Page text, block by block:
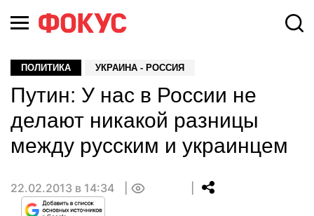
ПОЛИТИКА УКРАИНА - РОССИЯ
Путин: У нас в России не
делают никакой разницы
между русским и украинцем
22.02.2013 в 14:34